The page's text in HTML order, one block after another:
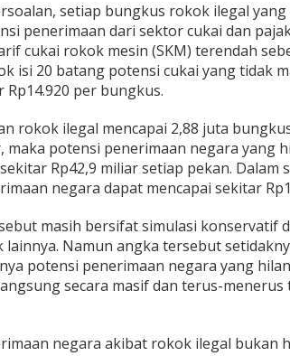
setiap bungkus rokok ilegal
penerimaan dari sektor cukai dan
cukai rokok mesin (SKM) terendah
isi 20 batang potensi cukai yang tidak
Rp14.920 per bungkus.
rokok ilegal mencapai 2,88 juta
maka potensi penerimaan negara yang
Rp42,9 miliar setiap pekan. Dalam
negara dapat mencapai sekitar
masih bersifat simulasi konservatif
lainnya. Namun angka tersebut
potensi penerimaan negara yang
secara masif dan terus-
negara akibat rokok ilegal bukan